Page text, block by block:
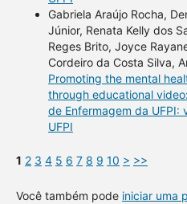
Gabriela Araújo Rocha,
Júnior, Renata Kelly dos
Reges Brito, Joyce
Cordeiro da Costa Silva,
Promoting the mental
through educational
de Enfermagem da UFPI:
UFPI
1 2 3 4 5 6 7 8 9 10 > >>
Você também pode iniciar uma